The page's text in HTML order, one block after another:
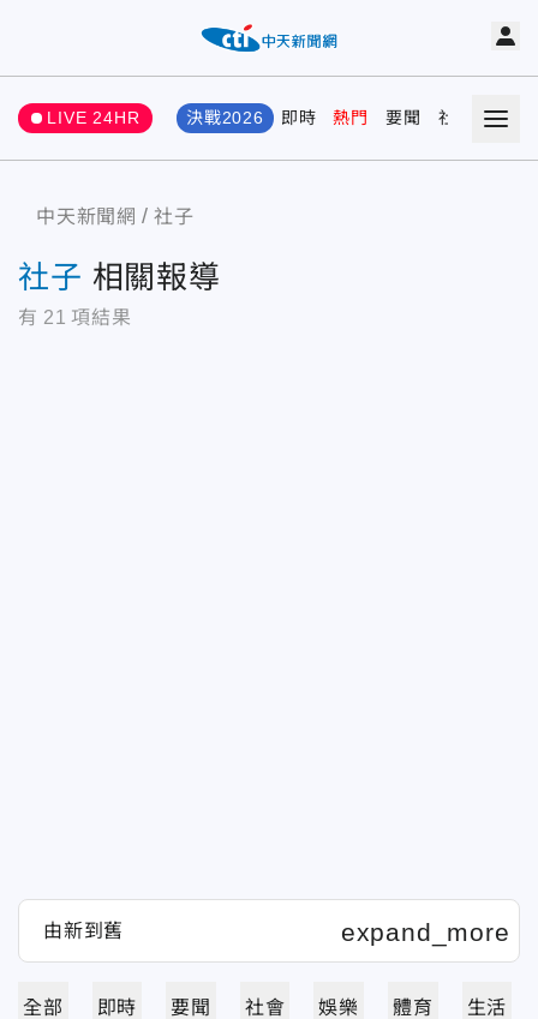
LIVE 24HR 決戰2026 即時 熱門 要聞 社會 娛樂
中天新聞網 社子
社子 相關報導
有 21 項結果
全部 即時 要聞 社會 娛樂 體育 生活